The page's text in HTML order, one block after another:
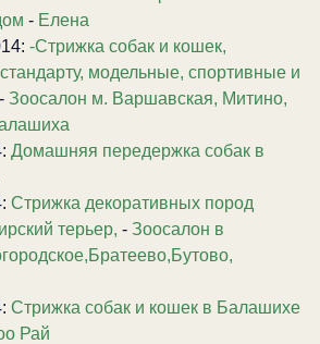
- Елена
-Стрижка собак и кошек,
модельные, спортивные и
- Зоосалон м. Варшавская, Митино,
Домашняя передержка собак в
Стрижка декоративных пород
терьер, - Зоосалон в
Стрижка собак и кошек в Балашихе
Рай